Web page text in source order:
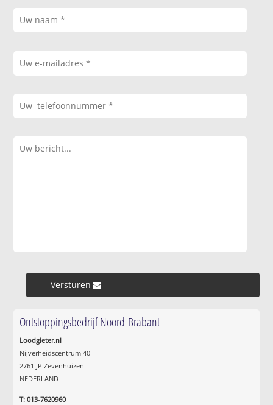
Versturen »
Ontstoppingsbedrijf Noord-Brabant
Loodgieter.nl
Nijverheidscentrum 40
2761 JP Zevenhuizen
NEDERLAND
T: 013-7620960